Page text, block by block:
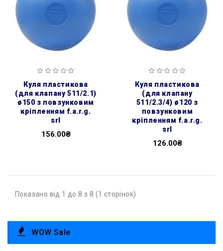
куля пластикова
(для клапану 511/2.1)
ø150 з повзунковим
кріпленням f.a.r.g.
srl
156.00₴
куля пластикова
(для клапану
511/2.3/4) ø120 з
повзунковим
кріпленням f.a.r.g.
srl
126.00₴
Показано від 1 до 8 з 8 (1 сторінок)
WOW Sale